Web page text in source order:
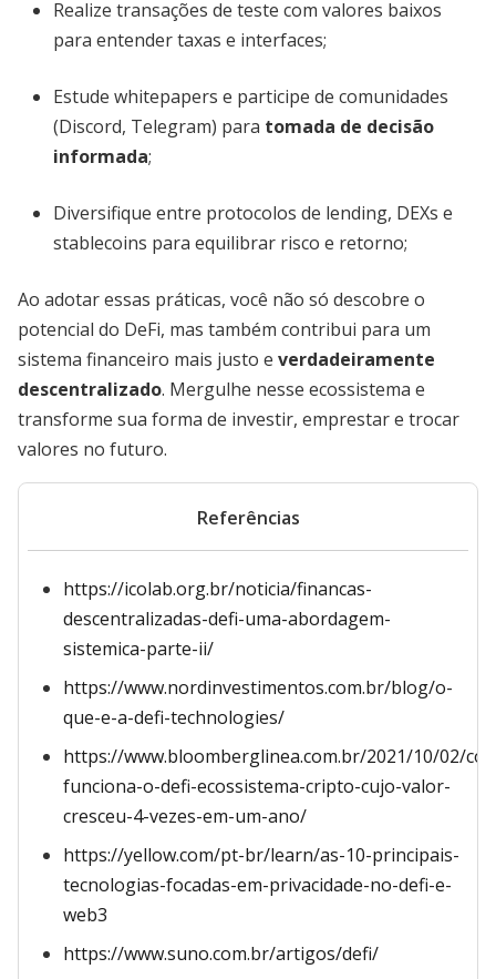
Realize transações de teste com valores baixos
para entender taxas e interfaces;
Estude whitepapers e participe de comunidades
(Discord, Telegram) para tomada de decisão
informada;
Diversifique entre protocolos de lending, DEXs e
stablecoins para equilibrar risco e retorno;
Ao adotar essas práticas, você não só descobre o
potencial do DeFi, mas também contribui para um
sistema financeiro mais justo e verdadeiramente
descentralizado. Mergulhe nesse ecossistema e
transforme sua forma de investir, emprestar e trocar
valores no futuro.
Referências
https://icolab.org.br/noticia/financas-
descentralizadas-defi-uma-abordagem-
sistemica-parte-ii/
https://www.nordinvestimentos.com.br/blog/o-
que-e-a-defi-technologies/
https://www.bloomberglinea.com.br/2021/10/02/
funciona-o-defi-ecossistema-cripto-cujo-valor-
cresceu-4-vezes-em-um-ano/
https://yellow.com/pt-br/learn/as-10-principais-
tecnologias-focadas-em-privacidade-no-defi-e-
web3
https://www.suno.com.br/artigos/defi/